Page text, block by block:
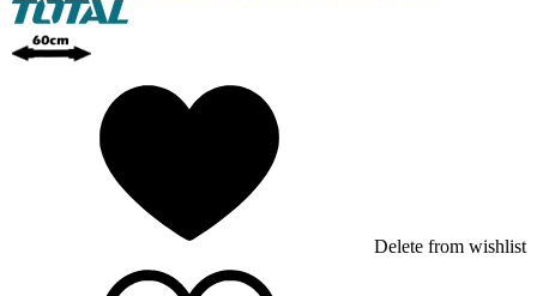
Delete from wishlist